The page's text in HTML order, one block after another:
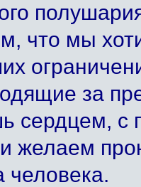
что мы
за
сердцем, с
желаем
человека.